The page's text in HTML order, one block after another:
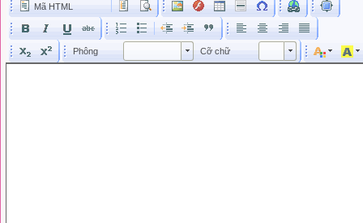
Mã HTML
Phông Phông Cỡ chữ Kích cỡ phông